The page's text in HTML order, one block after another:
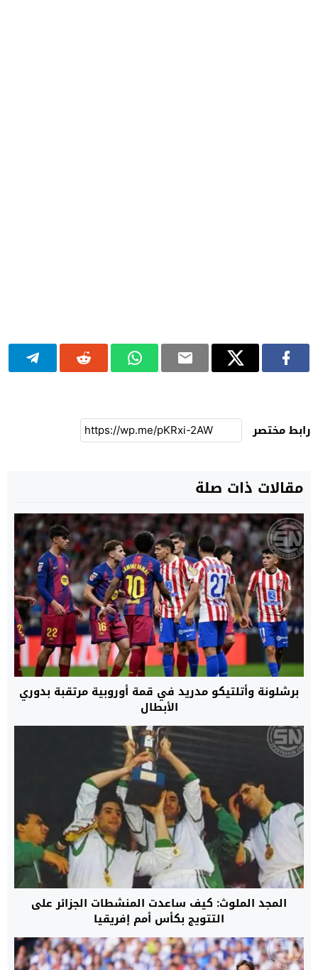
رابط مختصر
مقالات ذات صلة
برشلونة وأتلتيكو مدريد في قمة أوروبية مرتقبة بدوري
الأبطال
المجد الملوث: كيف ساعدت المنشطات الجزائر على
التتويج بكأس أمم إفريقيا